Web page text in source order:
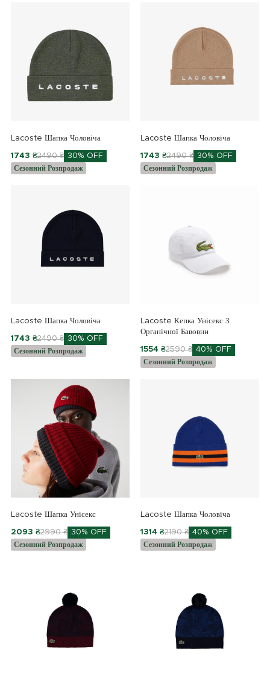
Lacoste Шапка Чоловіча
1743 ₴2490 ₴ 30% OFF
Сезонний Розпродаж
Lacoste Шапка Чоловіча
1743 ₴2490 ₴ 30% OFF
Сезонний Розпродаж
Lacoste Шапка Чоловіча
1743 ₴2490 ₴ 30% OFF
Сезонний Розпродаж
Lacoste Кепка Унісекс З
Органічної Бавовни
1554 ₴2590 ₴ 40% OFF
Сезонний Розпродаж
Lacoste Шапка Унісекс
2093 ₴2990 ₴ 30% OFF
Сезонний Розпродаж
Lacoste Шапка Чоловіча
1314 ₴2190 ₴ 40% OFF
Сезонний Розпродаж